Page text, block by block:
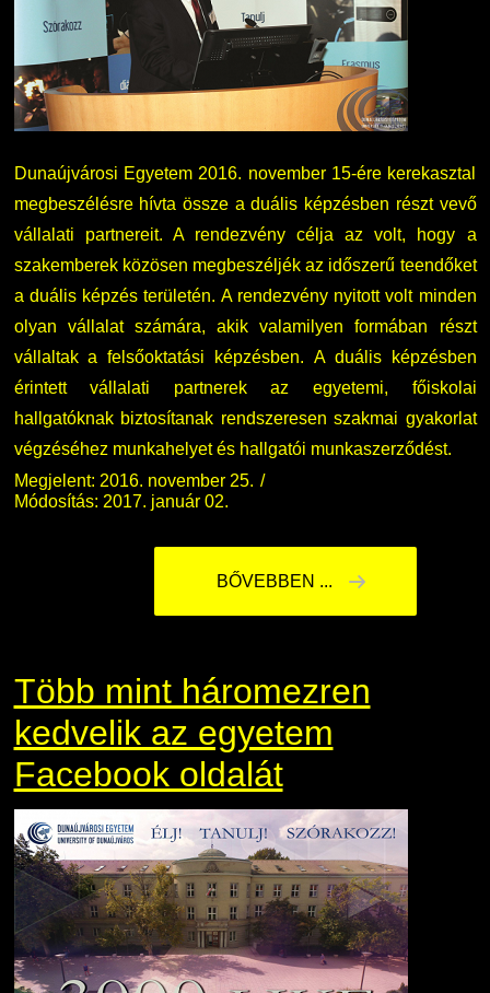
Nemzetközi Lehetőségek
Fordítási Szolgáltatások
GY.I.K.
DUE Hallgatói laptop használati segédlet
Kerpely Antal Szakkollégium KASZK
Átjelentkezőknek
TDK/Tehetségnap
Online Studium
Képzési Életpályamodell
Atomerőművi Képzési Bázis
Dunaújvárosi Egyetem 2016. november 15-ére kerekasztal
megbeszélésre hívta össze a duális képzésben részt vevő
vállalati partnereit. A rendezvény célja az volt, hogy a
szakemberek közösen megbeszéljék az időszerű teendőket
a duális képzés területén. A rendezvény nyitott volt minden
olyan vállalat számára, akik valamilyen formában részt
vállaltak a felsőoktatási képzésben. A duális képzésben
érintett vállalati partnerek az egyetemi, főiskolai
hallgatóknak biztosítanak rendszeresen szakmai gyakorlat
végzéséhez munkahelyet és hallgatói munkaszerződést.
Megjelent: 2016. november 25.
Módosítás: 2017. január 02.
BŐVEBBEN ...
Több mint háromezren
kedvelik az egyetem
Facebook oldalát